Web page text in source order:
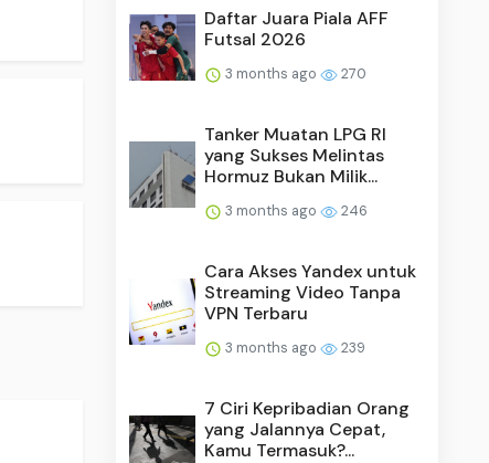
Daftar Juara Piala AFF
Futsal 2026
3 months ago 270
Tanker Muatan LPG RI
yang Sukses Melintas
Hormuz Bukan Milik...
3 months ago 246
Cara Akses Yandex untuk
Streaming Video Tanpa
VPN Terbaru
3 months ago 239
7 Ciri Kepribadian Orang
yang Jalannya Cepat,
Kamu Termasuk?...